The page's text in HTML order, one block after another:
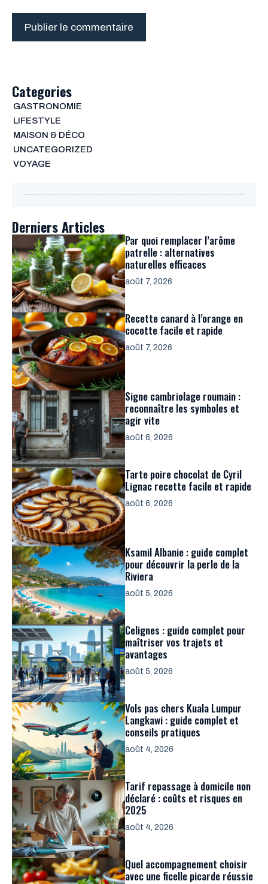
Categories
GASTRONOMIE
LIFESTYLE
MAISON & DÉCO
UNCATEGORIZED
VOYAGE
Derniers Articles
Par quoi remplacer l’arôme
patrelle : alternatives
naturelles efficaces
août 7, 2026
Recette canard à l’orange en
cocotte facile et rapide
août 7, 2026
Signe cambriolage roumain :
reconnaître les symboles et
agir vite
août 6, 2026
Tarte poire chocolat de Cyril
Lignac recette facile et rapide
août 6, 2026
Ksamil Albanie : guide complet
pour découvrir la perle de la
Riviera
août 5, 2026
Celignes : guide complet pour
maîtriser vos trajets et
avantages
août 5, 2026
Vols pas chers Kuala Lumpur
Langkawi : guide complet et
conseils pratiques
août 4, 2026
Tarif repassage à domicile non
déclaré : coûts et risques en
2025
août 4, 2026
Quel accompagnement choisir
avec une ficelle picarde réussie